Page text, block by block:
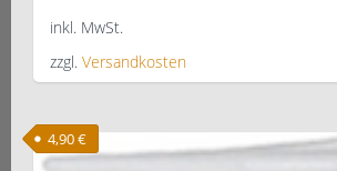
inkl. MwSt.
zzgl. Versandkosten
Produkt
weist
4,90€